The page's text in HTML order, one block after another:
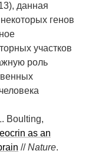
данная
генов
участков
роль
Boulting,
as an
//Nature.